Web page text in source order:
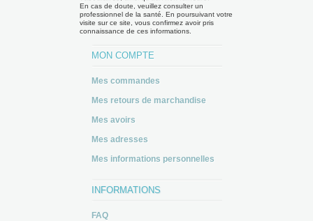
En cas de doute, veuillez consulter un
professionnel de la santé. En poursuivant votre
visite sur ce site, vous confirmez avoir pris
connaissance de ces informations.
MON COMPTE
Mes commandes
Mes retours de marchandise
Mes avoirs
Mes adresses
Mes informations personnelles
INFORMATIONS
FAQ